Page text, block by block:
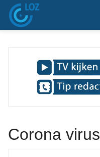
Corona virus